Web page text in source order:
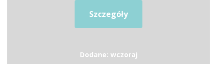
Szczegóły
Dodane: wczoraj